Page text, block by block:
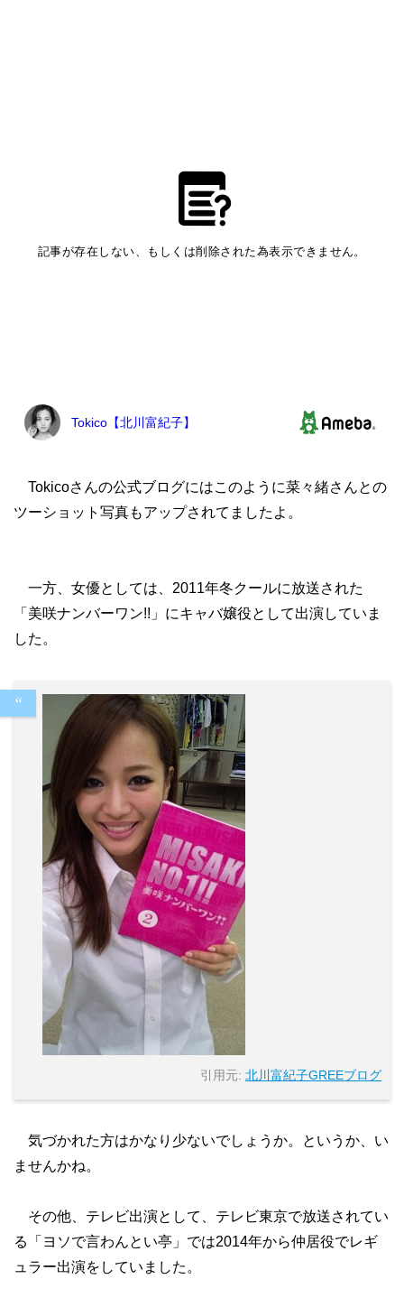
Tokicoさんの公式ブログにはこのように菜々緒さんとの
ツーショット写真もアップされてましたよ。
一方、女優としては、2011年冬クールに放送された
「美咲ナンバーワン!!」にキャバ嬢役として出演していま
した。
引用元: 北川富紀子GREEブログ
気づかれた方はかなり少ないでしょうか。というか、い
ませんかね。
その他、テレビ出演として、テレビ東京で放送されてい
る「ヨソで言わんとい亭」では2014年から仲居役でレギ
ュラー出演をしていました。